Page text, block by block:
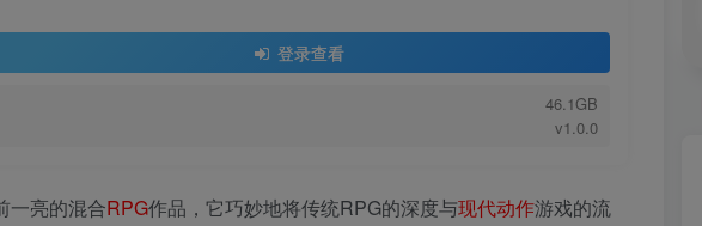
登录查看
46.1GB
v1.0.0
一亮的混合RPG作品，它巧妙地将传统RPG的深度与现代动作游戏的流